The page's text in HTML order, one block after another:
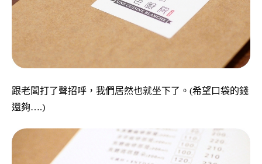
跟老闆打了聲招呼，我們居然也就坐下了。(希望口袋的錢
還夠….)